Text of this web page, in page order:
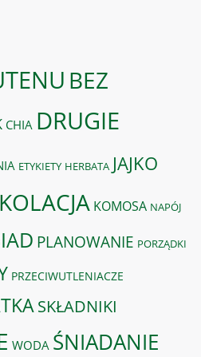
BEZ
CHIA DRUGIE
ETYKIETY HERBATA JAJKO
KOLACJA KOMOSA NAPÓJ
PLANOWANIE PORZĄDKI
PRZECIWUTLENIACZE
SKŁADNIKI
WODA ŚNIADANIE